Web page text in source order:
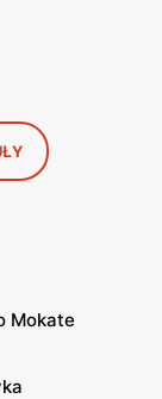
Mokate